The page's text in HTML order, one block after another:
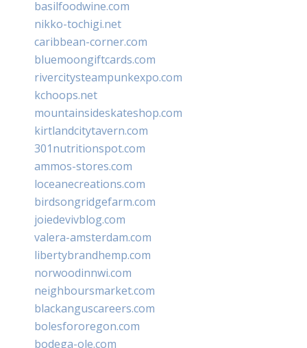
basilfoodwine.com
nikko-tochigi.net
caribbean-corner.com
bluemoongiftcards.com
rivercitysteampunkexpo.com
kchoops.net
mountainsideskateshop.com
kirtlandcitytavern.com
301nutritionspot.com
ammos-stores.com
loceanecreations.com
birdsongridgefarm.com
joiedevivblog.com
valera-amsterdam.com
libertybrandhemp.com
norwoodinnwi.com
neighboursmarket.com
blackanguscareers.com
bolesfororegon.com
bodega-ole.com